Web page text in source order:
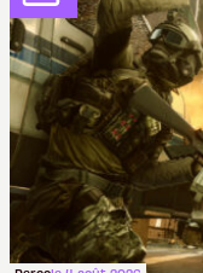
studios et
FCetBattlefield,